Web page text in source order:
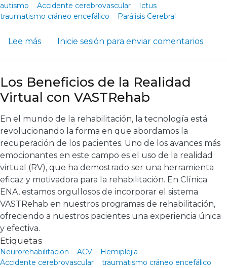
autismo Accidente cerebrovascular
Ictus
traumatismo cráneo encefálico
Parálisis Cerebral
Lee mássobre ¿Qué son las TICS y cómo ayudan a
Inicie sesión para enviar comentarios
Los Beneficios de la Realidad
Virtual con VASTRehab
En el mundo de la rehabilitación, la tecnología está
revolucionando la forma en que abordamos la
recuperación de los pacientes. Uno de los avances más
emocionantes en este campo es el uso de la realidad
virtual (RV), que ha demostrado ser una herramienta
eficaz y motivadora para la rehabilitación. En Clínica
ENA, estamos orgullosos de incorporar el sistema
VASTRehab en nuestros programas de rehabilitación,
ofreciendo a nuestros pacientes una experiencia única
y efectiva.
Etiquetas
Neurorehabilitacion ACV
Hemiplejia
Accidente cerebrovascular
traumatismo cráneo encefálico